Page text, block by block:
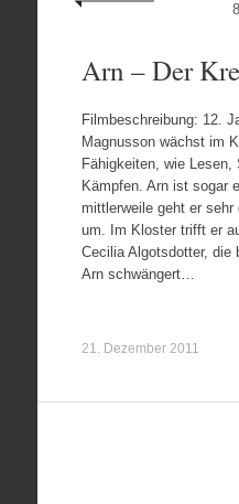
Arn – Der
Filmbeschreibung: 12.
Magnusson wächst im
Fähigkeiten, wie Lesen,
Kämpfen. Arn ist sogar
mittlerweile geht er
um. Im Kloster trifft er
Cecilia Algotsdotter, die
Arn schwängert…
21. Dezember 2011